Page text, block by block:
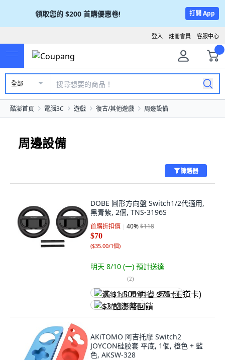
領取您的 $200 首購優惠卷! 打開 App
客服中心
註冊會員
登入
全部
酷澎首頁 電腦3C 遊戲 復古/其他遊戲 周邊設備
周邊設備
篩選器
DOBE 圓形方向盤 Switch1/2代適用,
黑青紫, 2個, TNS-3196S
首購折扣價 40%$118
$70
($35.00/1個)
明天 8/10 (一) 預計送達
(2)
满 $1,500 再省 $75 (王道卡)
$3 酷澎幣回饋
AKiTOMO 阿吉托摩 Switch2
JOYCON硅胶套 平底, 1個, 橙色 + 藍
色, AKSW-328